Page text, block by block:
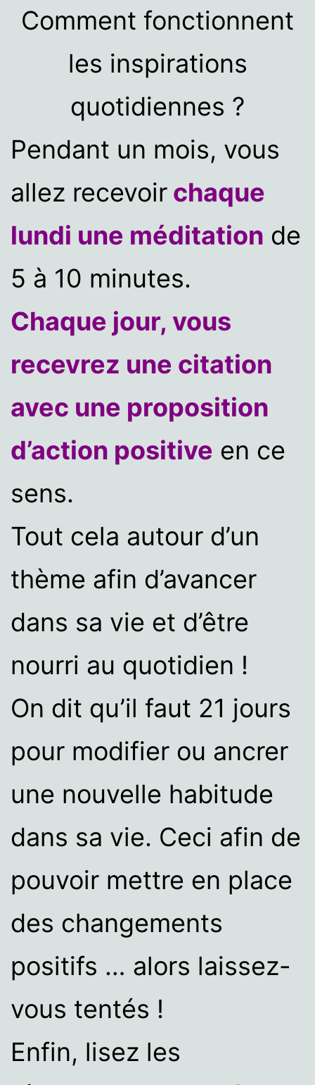
Comment fonctionnent
les inspirations
quotidiennes ?
Pendant un mois, vous
allez recevoir chaque
lundi une méditation de
5 à 10 minutes.
Chaque jour, vous
recevrez une citation
avec une proposition
d’action positive en ce
sens.
Tout cela autour d’un
thème afin d’avancer
dans sa vie et d’être
nourri au quotidien !
On dit qu’il faut 21 jours
pour modifier ou ancrer
une nouvelle habitude
dans sa vie. Ceci afin de
pouvoir mettre en place
des changements
positifs … alors laissez-
vous tentés !
Enfin, lisez les